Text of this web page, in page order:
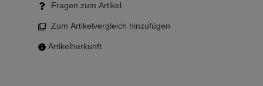
Fragen zum Artikel
Zum Artikelvergleich hinzufügen
Artikelherkunft